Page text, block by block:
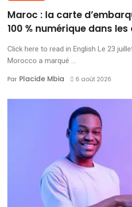
Maroc : la carte
100 % numérique dans
Click here to read in English Le 23
Morocco a marqué ...
Par Placide Mbia 6 août 2026